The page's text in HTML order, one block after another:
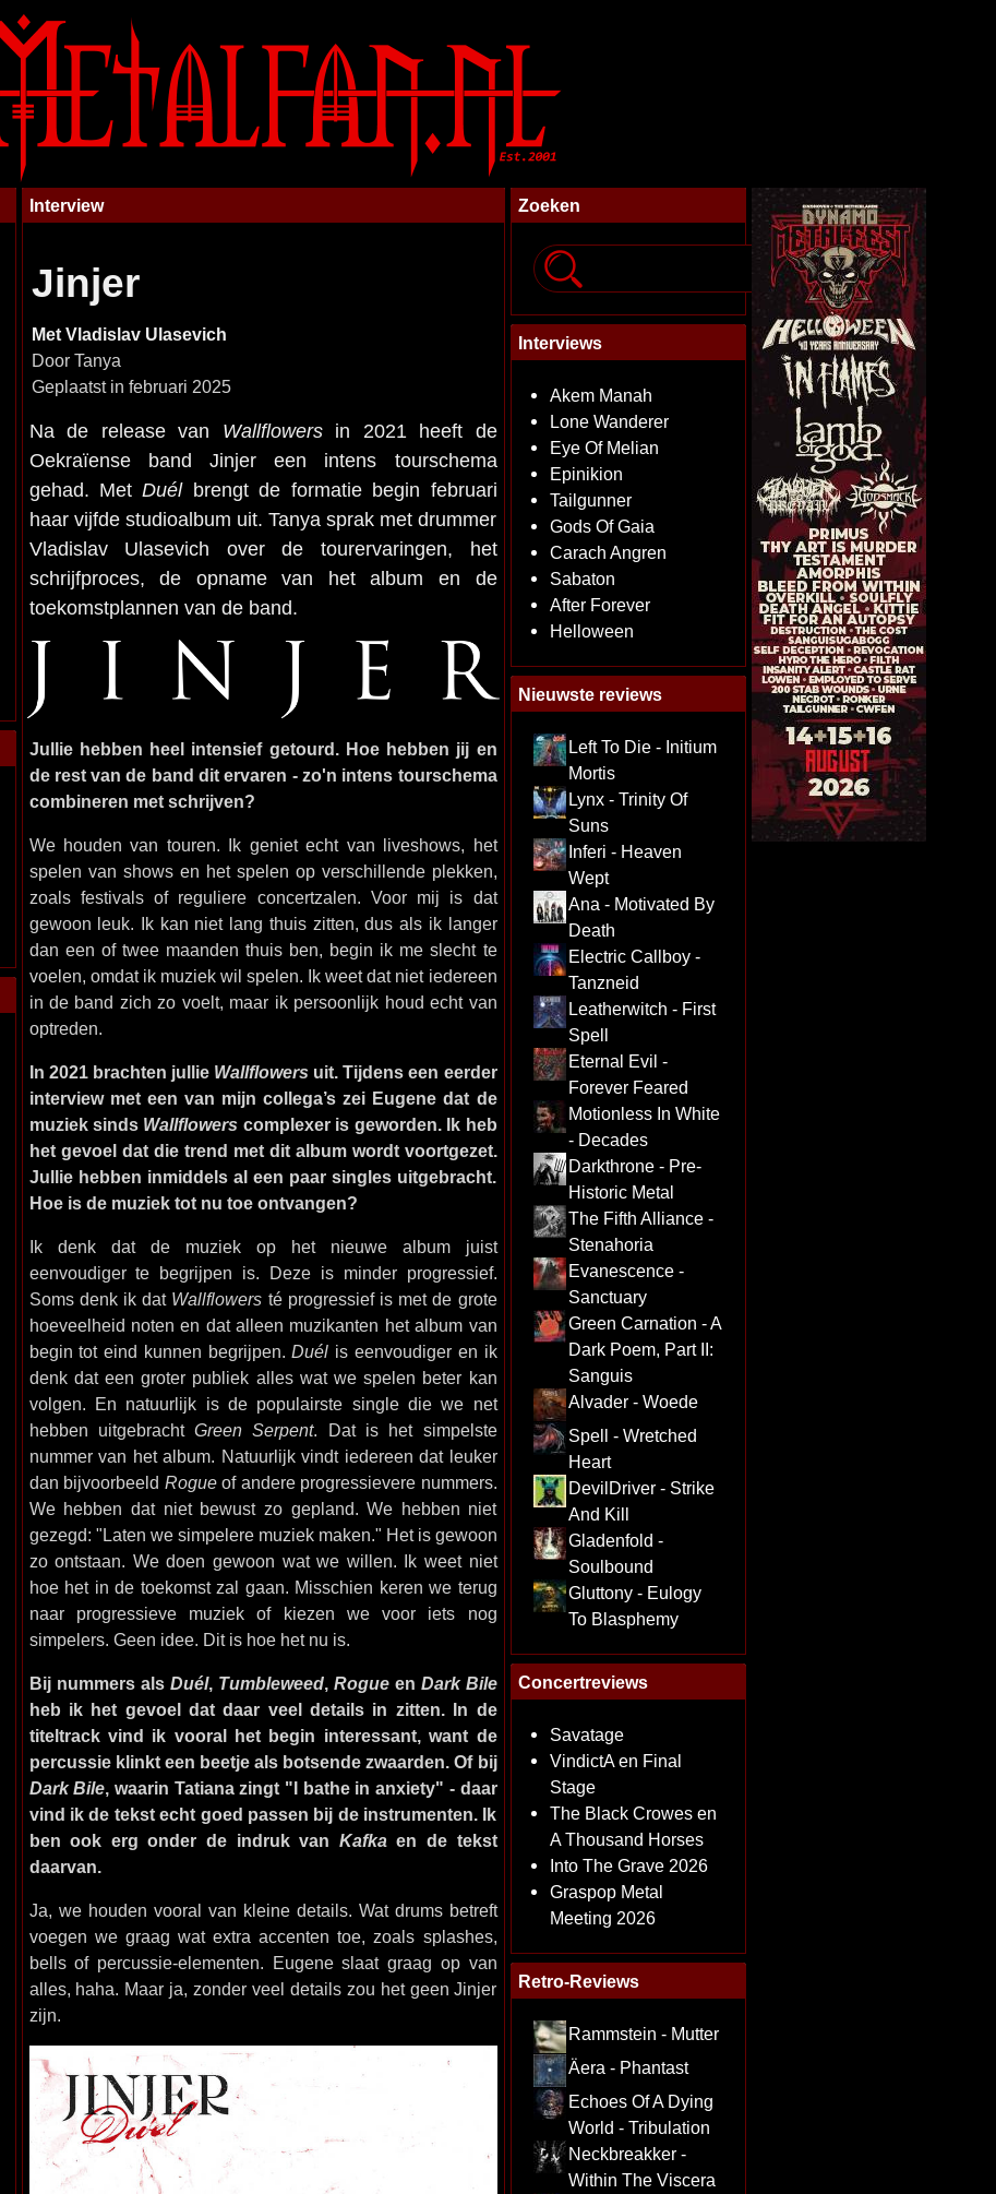
Interview
Jinjer
Met Vladislav Ulasevich
Door Tanya
Geplaatst in februari 2025
Na de release van Wallflowersin 2021 heeft de
Oekraïense band Jinjer een intens tourschema
gehad. MetDuélbrengt de formatie begin februari
haar vijfde studioalbum uit. Tanya sprak met drummer
Vladislav Ulasevich over de tourervaringen, het
schrijfproces, de opname van het album en de
toekomstplannen van de band.
Jullie hebben heel intensief getourd. Hoe hebben jij en
de rest van de band dit ervaren - zo'n intens tourschema
combineren met schrijven?
We houden van touren. Ik geniet echt van liveshows, het
spelen van shows en het spelen op verschillende plekken,
zoals festivals of reguliere concertzalen. Voor mij is dat
gewoon leuk. Ik kan niet lang thuis zitten, dus als ik langer
dan een of twee maanden thuis ben, begin ik me slecht te
voelen, omdat ik muziek wil spelen. Ik weet dat niet iedereen
in de band zich zo voelt, maar ik persoonlijk houd echt van
optreden.
In 2021 brachten jullie Wallflowers uit. Tijdens een eerder
interview met een van mijn collega’s zei Eugene dat de
muziek sinds Wallflowers complexer is geworden. Ik heb
het gevoel dat die trend met dit album wordt voortgezet.
Jullie hebben inmiddels al een paar singles uitgebracht.
Hoe is de muziek tot nu toe ontvangen?
Ik denk dat de muziek op het nieuwe album juist
eenvoudiger te begrijpen is. Deze is minder progressief.
Soms denk ik dat Wallflowers té progressief is met de grote
hoeveelheid noten en dat alleen muzikanten het album van
begin tot eind kunnen begrijpen.Duél is eenvoudiger en ik
denk dat een groter publiek alles wat we spelen beter kan
volgen. En natuurlijk is de populairste single die we net
hebben uitgebrachtGreen Serpent. Dat is het simpelste
nummer van het album. Natuurlijk vindt iedereen dat leuker
dan bijvoorbeeld Rogueof andere progressievere nummers.
We hebben dat niet bewust zo gepland. We hebben niet
gezegd: "Laten we simpelere muziek maken." Het is gewoon
zo ontstaan. We doen gewoon wat we willen. Ik weet niet
hoe het in de toekomst zal gaan. Misschien keren we terug
naar progressieve muziek of kiezen we voor iets nog
simpelers. Geen idee. Dit is hoe het nu is.
Bij nummers als Duél, Tumbleweed, Rogueen Dark Bile
heb ik het gevoel dat daar veel details in zitten. In de
titeltrack vind ik vooral het begin interessant, want de
percussie klinkt een beetje als botsende zwaarden. Of bij
Dark Bile, waarin Tatiana zingt "I bathe in anxiety" - daar
vind ik de tekst echt goed passen bij de instrumenten. Ik
ben ook erg onder de indruk van Kafkaen de tekst
daarvan.
Ja, we houden vooral van kleine details. Wat drums betreft
voegen we graag wat extra accenten toe, zoals splashes,
bells of percussie-elementen. Eugene slaat graag op van
alles, haha. Maar ja, zonder veel details zou het geen Jinjer
zijn.
Zoeken
Interviews
Akem Manah
Lone Wanderer
Eye Of Melian
Epinikion
Tailgunner
Gods Of Gaia
Carach Angren
Sabaton
After Forever
Helloween
Nieuwste reviews
Left To Die - Initium
Mortis
Lynx - Trinity Of
Suns
Inferi - Heaven
Wept
Ana - Motivated By
Death
Electric Callboy -
Tanzneid
Leatherwitch - First
Spell
Eternal Evil -
Forever Feared
Motionless In White
- Decades
Darkthrone - Pre-
Historic Metal
The Fifth Alliance -
Stenahoria
Evanescence -
Sanctuary
Green Carnation - A
Dark Poem, Part II:
Sanguis
Alvader - Woede
Spell - Wretched
Heart
DevilDriver - Strike
And Kill
Gladenfold -
Soulbound
Gluttony - Eulogy
To Blasphemy
Concertreviews
Savatage
VindictA en Final
Stage
The Black Crowes en
A Thousand Horses
Into The Grave 2026
Graspop Metal
Meeting 2026
Retro-Reviews
Rammstein - Mutter
Äera - Phantast
Echoes Of A Dying
World - Tribulation
Neckbreakker -
Within The Viscera